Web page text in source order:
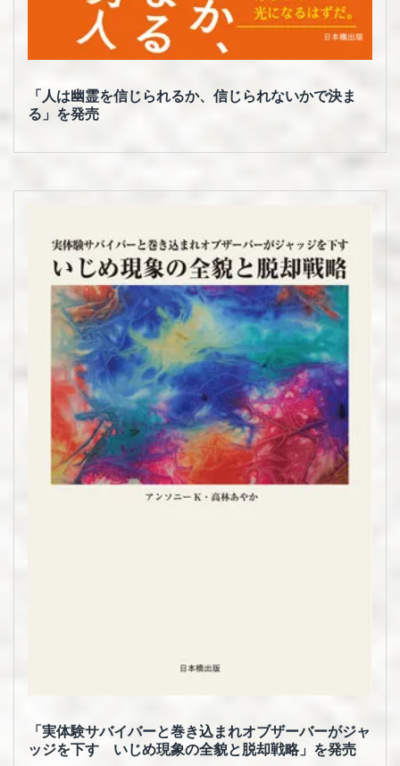
「人は幽霊を信じられるか、信じられないかで決ま
る」を発売
「実体験サバイバーと巻き込まれオブザーバーがジャ
ッジを下す いじめ現象の全貌と脱却戦略」を発売